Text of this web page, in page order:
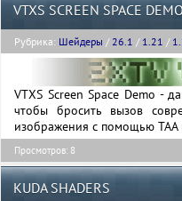
VTXS SCREEN SPACE DEMO
Рубрика: Шейдеры /26.1 / 1.21 /
VTXS Screen Space Demo -
чтобы бросить вызов
изображения с помощью
Просмотров: 8
KUDA SHADERS